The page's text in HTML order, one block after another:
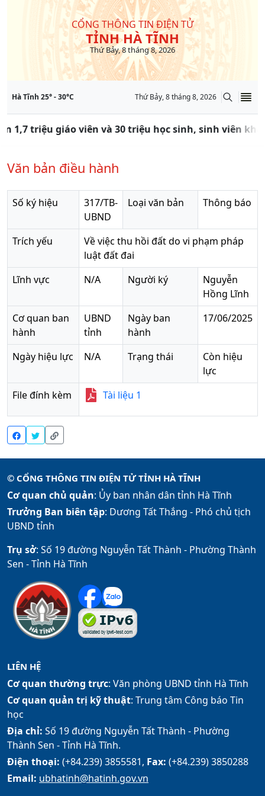
CỔNG THÔNG TIN ĐIỆN TỬ
TỈNH HÀ TĨNH
Thứ Bảy, 8 tháng 8, 2026
Hà Tĩnh 25° -30°C Thứ Bảy, 8 tháng 8, 2026
1,7 triệu giáo viên và 30 triệu học sinh, sinh viên
Văn bản điều hành
Số ký hiệu
317/TB-
UBND
Loại văn bản Thông báo
Trích yếu
Về việc thu hồi đất do vi phạm pháp
luật đất đai
Lĩnh vực
N/A Người ký
Nguyễn
Hồng Lĩnh
Cơ quan ban
hành
UBND
tỉnh
Ngày ban
hành
17/06/2025
Ngày hiệu lực N/A Trạng thái
Còn hiệu
lực
File đính kèm
Tài liệu 1
© CỔNG THÔNG TIN ĐIỆN TỬ TỈNH HÀ TĨNH
Cơ quan chủ quản: Ủy ban nhân dân tỉnh Hà Tĩnh
Trưởng Ban biên tập: Dương Tất Thắng - Phó chủ tịch
UBND tỉnh
Trụ sở: Số 19 đường Nguyễn Tất Thành - Phường Thành
Sen - Tỉnh Hà Tĩnh
LIÊN HỆ
Cơ quan thường trực: Văn phòng UBND tỉnh Hà Tĩnh
Cơ quan quản trị kỹ thuật: Trung tâm Công báo Tin
học
Địa chỉ: Số 19 đường Nguyễn Tất Thành - Phường
Thành Sen - Tỉnh Hà Tĩnh.
Điện thoại: (+84.239) 3855581, Fax: (+84.239) 3850288
Email: ubhatinh@hatinh.gov.vn